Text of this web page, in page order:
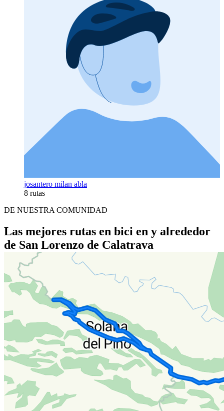
josantero milan abla
8 rutas
DE NUESTRA COMUNIDAD
Las mejores rutas en bici en y alrededor
de San Lorenzo de Calatrava